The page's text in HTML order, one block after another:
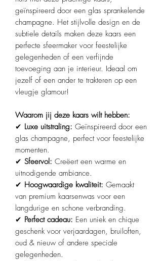
geïnspireerd door een glas sprankelende
champagne. Het stijlvolle design en de
subtiele details maken deze kaars een
perfecte sfeermaker voor feestelijke
gelegenheden of een verfijnde
toevoeging aan je interieur. Ideaal om
jezelf of een ander te trakteren op een
vleugje glamour!
Waarom jij deze kaars wilt hebben:
✔ Luxe uitstraling: Geïnspireerd door een
glas champagne, perfect voor feestelijke
momenten.
✔ Sfeervol: Creëert een warme en
uitnodigende ambiance.
✔ Hoogwaardige kwaliteit: Gemaakt
van premium kaarsenwas voor een
langdurige en schone verbranding.
✔ Perfect cadeau: Een uniek en chique
geschenk voor verjaardagen, bruiloften,
oud & nieuw of andere speciale
gelegenheden.